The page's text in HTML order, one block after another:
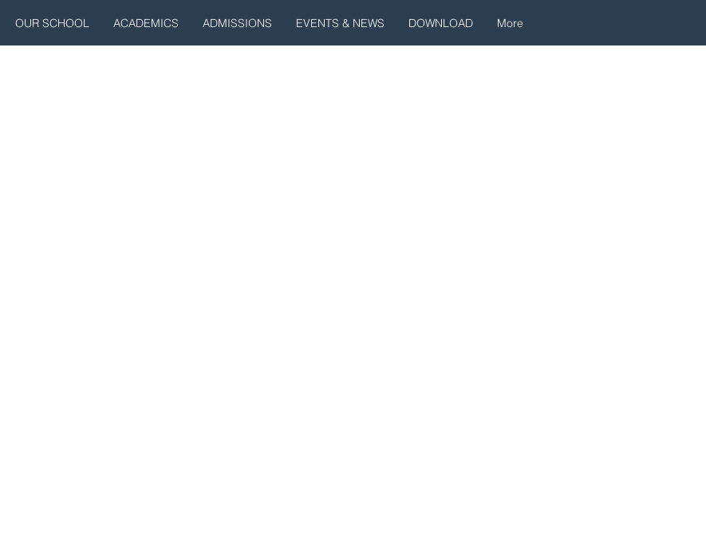
OUR SCHOOL ACADEMICS ADMISSIONS EVENTS & NEWS DOWNLOAD More